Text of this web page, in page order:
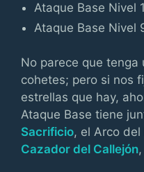
Ataque Base Nivel
Ataque Base Nivel
No parece que tenga
cohetes; pero si nos
estrellas que hay,
Ataque Base tiene
Sacrificio, el Arco del
Cazador del Callejón